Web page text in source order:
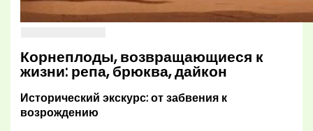
Корнеплоды, возвращающиеся к
жизни: репа, брюква, дайкон
Исторический экскурс: от забвения к
возрождению